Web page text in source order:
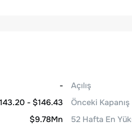
-
- $146.43
$9.78Mn
Açılış
Önceki Kapanış
52 Hafta En